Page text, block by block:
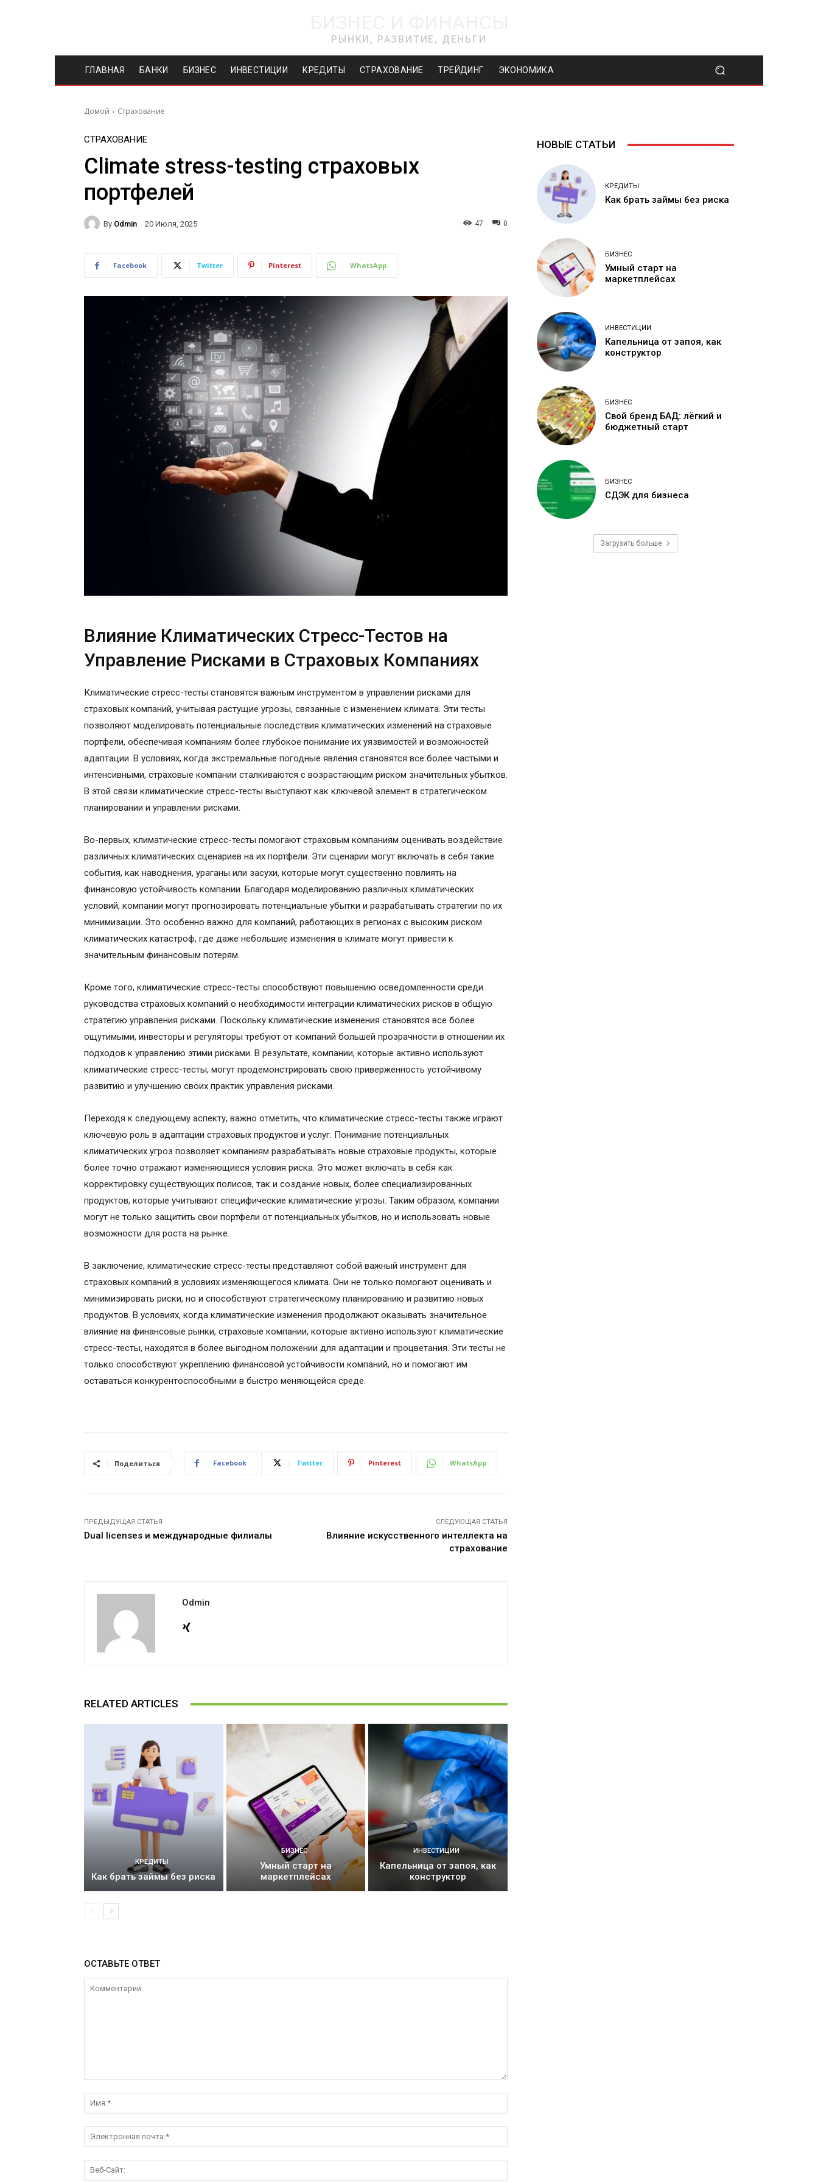
РЫНКИ, РАЗВИТИЕ, ДЕНЬГИ
ГЛАВНАЯ БАНКИ БИЗНЕС ИНВЕСТИЦИИ КРЕДИТЫ СТРАХОВАНИЕ ТРЕЙДИНГ ЭКОНОМИКА
Домой Страхование
СТРАХОВАНИЕ
Climate stress-testing страховых
портфелей
By Odmin 20 Июля, 2025 0
47
Facebook Twitter Pinterest WhatsApp
Влияние Климатических Стресс-Тестов на
Управление Рисками в Страховых Компаниях
Климатические стресс-тесты становятся важным инструментом в управлении рисками для
страховых компаний, учитывая растущие угрозы, связанные с изменением климата. Эти тесты
позволяют моделировать потенциальные последствия климатических изменений на страховые
портфели, обеспечивая компаниям более глубокое понимание их уязвимостей и возможностей
адаптации. В условиях, когда экстремальные погодные явления становятся все более частыми и
интенсивными, страховые компании сталкиваются с возрастающим риском значительных убытков.
В этой связи климатические стресс-тесты выступают как ключевой элемент в стратегическом
планировании и управлении рисками.
Во-первых, климатические стресс-тесты помогают страховым компаниям оценивать воздействие
различных климатических сценариев на их портфели. Эти сценарии могут включать в себя такие
события, как наводнения, ураганы или засухи, которые могут существенно повлиять на
финансовую устойчивость компании. Благодаря моделированию различных климатических
условий, компании могут прогнозировать потенциальные убытки и разрабатывать стратегии по их
минимизации. Это особенно важно для компаний, работающих в регионах с высоким риском
климатических катастроф, где даже небольшие изменения в климате могут привести к
значительным финансовым потерям.
Кроме того, климатические стресс-тесты способствуют повышению осведомленности среди
руководства страховых компаний о необходимости интеграции климатических рисков в общую
стратегию управления рисками. Поскольку климатические изменения становятся все более
ощутимыми, инвесторы и регуляторы требуют от компаний большей прозрачности в отношении их
подходов к управлению этими рисками. В результате, компании, которые активно используют
климатические стресс-тесты, могут продемонстрировать свою приверженность устойчивому
развитию и улучшению своих практик управления рисками.
Переходя к следующему аспекту, важно отметить, что климатические стресс-тесты также играют
ключевую роль в адаптации страховых продуктов и услуг. Понимание потенциальных
климатических угроз позволяет компаниям разрабатывать новые страховые продукты, которые
более точно отражают изменяющиеся условия риска. Это может включать в себя как
корректировку существующих полисов, так и создание новых, более специализированных
продуктов, которые учитывают специфические климатические угрозы. Таким образом, компании
могут не только защитить свои портфели от потенциальных убытков, но и использовать новые
возможности для роста на рынке.
В заключение, климатические стресс-тесты представляют собой важный инструмент для
страховых компаний в условиях изменяющегося климата. Они не только помогают оценивать и
минимизировать риски, но и способствуют стратегическому планированию и развитию новых
продуктов. В условиях, когда климатические изменения продолжают оказывать значительное
влияние на финансовые рынки, страховые компании, которые активно используют климатические
стресс-тесты, находятся в более выгодном положении для адаптации и процветания. Эти тесты не
только способствуют укреплению финансовой устойчивости компаний, но и помогают им
оставаться конкурентоспособными в быстро меняющейся среде.
Поделиться Facebook Twitter Pinterest WhatsApp
ПРЕДЫДУЩАЯ СТАТЬЯ
Dual licenses и международные филиалы
СЛЕДУЮЩАЯ СТАТЬЯ
Влияние искусственного интеллекта на
страхование
Odmin
RELATED ARTICLES
КРЕДИТЫ
Как брать займы без риска
БИЗНЕС
Умный старт на
маркетплейсах
ИНВЕСТИЦИИ
Капельница от запоя, как
конструктор
ОСТАВЬТЕ ОТВЕТ
почта:*
Сайт:
НОВЫЕ СТАТЬИ
КРЕДИТЫ
Как брать займы без риска
БИЗНЕС
Умный старт на
маркетплейсах
ИНВЕСТИЦИИ
Капельница от запоя, как
конструктор
БИЗНЕС
Свой бренд БАД: лёгкий и
бюджетный старт
БИЗНЕС
СДЭК для бизнеса
Загрузить больше